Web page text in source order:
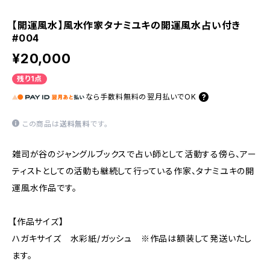
【開運風水】風水作家タナミユキの開運風水占い付き
#004
¥20,000
残り1点
なら 手数料無料の 翌月払いでOK
この商品は送料無料です。
雑司が谷のジャングルブックスで占い師として活動する傍ら、アー
ティストとしての活動も継続して行っている作家、タナミユキの開
運風水作品です。
【作品サイズ】
ハガキサイズ 水彩紙/ガッシュ ※作品は額装して発送いたし
ます。